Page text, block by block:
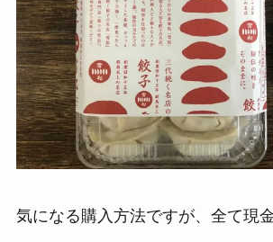
気になる購入方法ですが、全て現